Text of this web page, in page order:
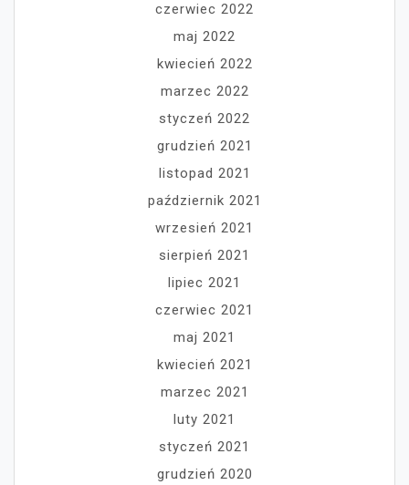
czerwiec 2022
maj 2022
kwiecień 2022
marzec 2022
styczeń 2022
grudzień 2021
listopad 2021
październik 2021
wrzesień 2021
sierpień 2021
lipiec 2021
czerwiec 2021
maj 2021
kwiecień 2021
marzec 2021
luty 2021
styczeń 2021
grudzień 2020